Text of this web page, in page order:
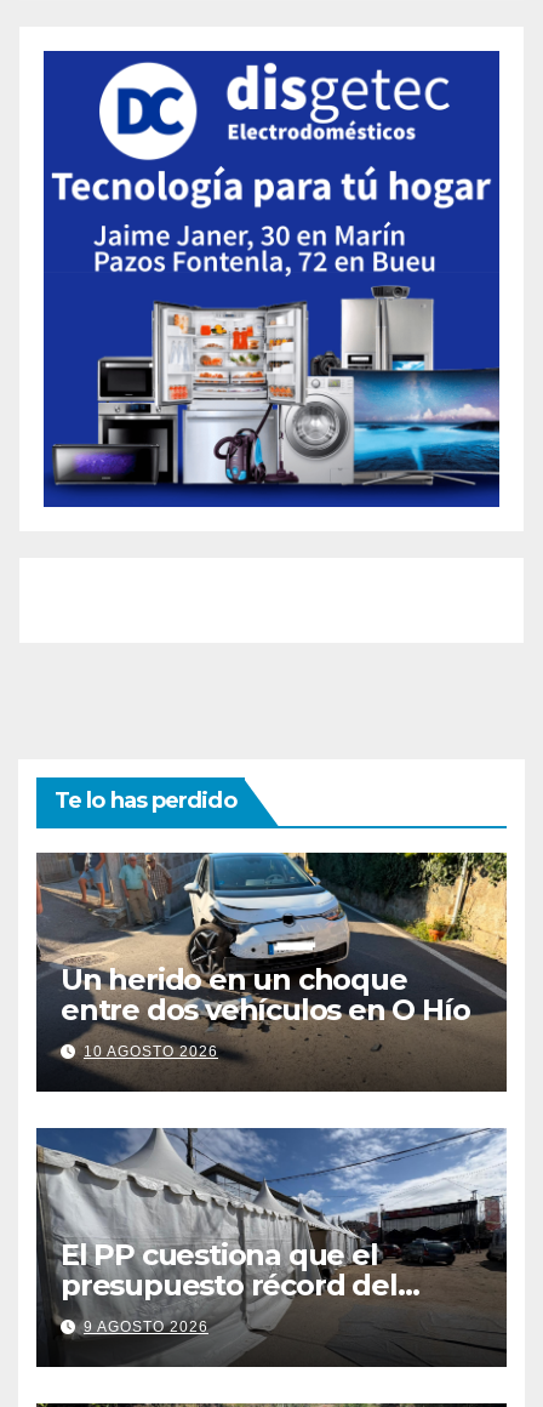
Te lo has perdido
Un herido en un choque
entre dos vehículos en O Hío
10 AGOSTO 2026
El PP cuestiona que el
presupuesto récord del
Cristo se traduzca en unas
fiestas más plurales
9 AGOSTO 2026